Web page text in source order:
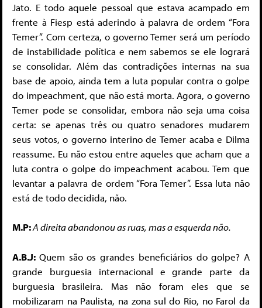
Jato. E todo aquele pessoal que estava acampado em
frente à Fiesp está aderindo à palavra de ordem “Fora
Temer”. Com certeza, o governo Temer será um período
de instabilidade política e nem sabemos se ele logrará
se consolidar. Além das contradições internas na sua
base de apoio, ainda tem a luta popular contra o golpe
do impeachment, que não está morta. Agora, o governo
Temer pode se consolidar, embora não seja uma coisa
certa: se apenas três ou quatro senadores mudarem
seus votos, o governo interino de Temer acaba e Dilma
reassume. Eu não estou entre aqueles que acham que a
luta contra o golpe do impeachment acabou. Tem que
levantar a palavra de ordem “Fora Temer”. Essa luta não
está de todo decidida, não.
M.P:A direita abandonou as ruas, mas a esquerda não.
A.B.J: Quem são os grandes beneficiários do golpe? A
grande burguesia internacional e grande parte da
burguesia brasileira. Mas não foram eles que se
mobilizaram na Paulista, na zona sul do Rio, no Farol da